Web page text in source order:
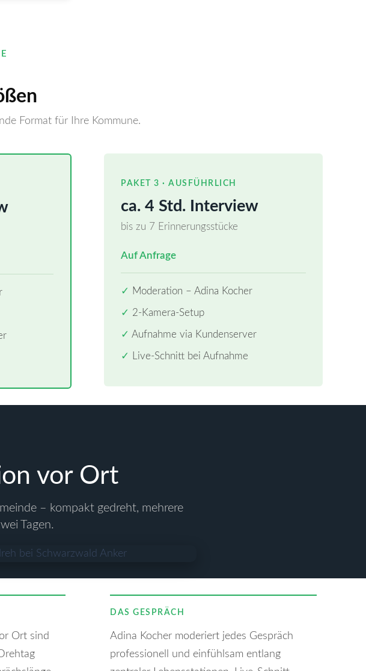
Format für Ihre Kommune.
PAKET 3 · AUSFÜHRLICH
ca. 4 Std. Interview
bis zu 7 Erinnerungsstücke
Auf Anfrage
✓ Moderation – Adina Kocher
✓ 2-Kamera-Setup
✓ Aufnahme via Kundenserver
✓ Live-Schnitt bei Aufnahme
vor Ort
– kompakt gedreht, mehrere
Tagen.
Ort sind
DAS GESPRÄCH
Adina Kocher moderiert jedes Gespräch
professionell und einfühlsam entlang